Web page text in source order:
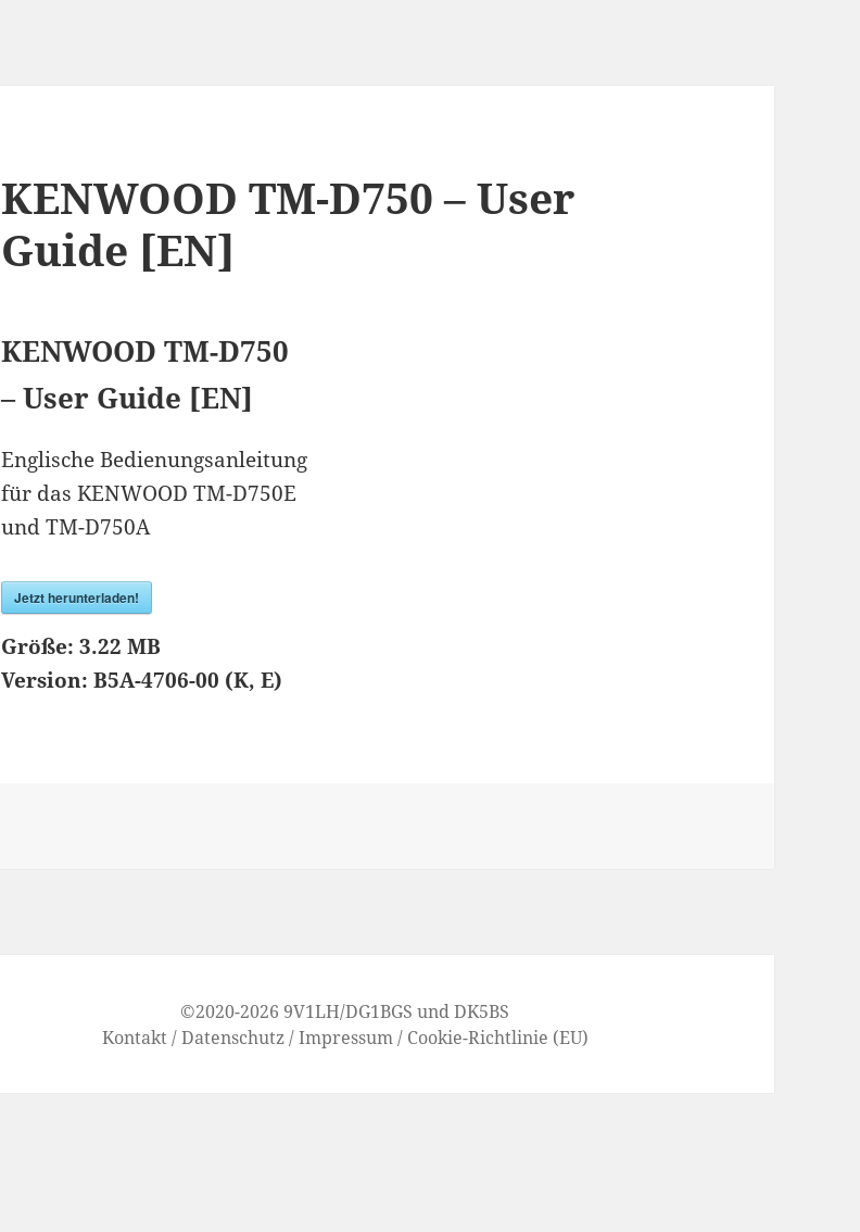
KENWOOD TM-D750 – User
Guide [EN]
KENWOOD TM-D750
– User Guide [EN]
Englische Bedienungsanleitung
für das KENWOOD TM-D750E
und TM-D750A
Jetzt herunterladen!
Größe:3.22 MB
Version:B5A-4706-00 (K, E)
©2020-2026 9V1LH/DG1BGS undDK5BS
Kontakt/Datenschutz/Impressum/ Cookie-Richtlinie (EU)